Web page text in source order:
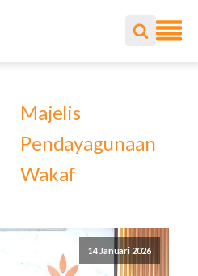
Majelis
Pendayagunaan
Wakaf
14 Januari 2026